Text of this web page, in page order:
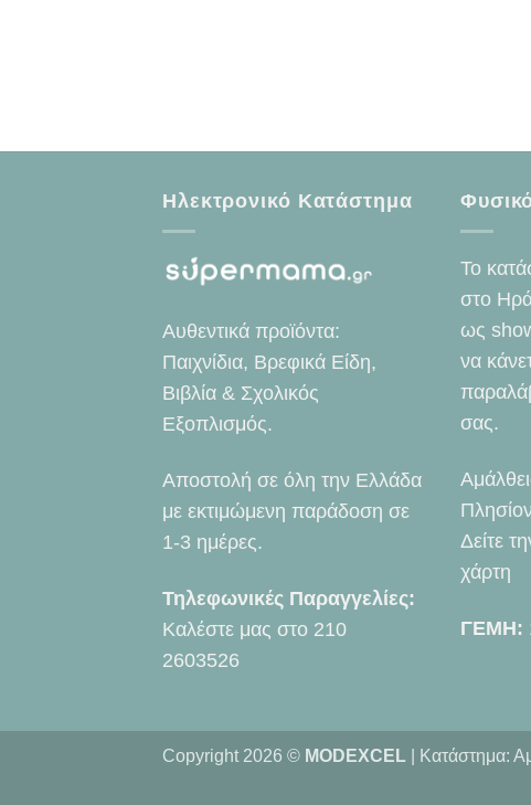
Ηλεκτρονικό Κατάστημα
Αυθεντικά προϊόντα:
Παιχνίδια, Βρεφικά Είδη,
Βιβλία & Σχολικός
Εξοπλισμός.
Αποστολή σε όλη την Ελλάδα
με εκτιμώμενη παράδοση σε
1-3 ημέρες.
Τηλεφωνικές Παραγγελίες:
Καλέστε μας στο 210
2603526
Το
στο
ως
να
σας.
Δείτε
χάρτη
ΓΕΜΗ:
Copyright 2026 © MODEXCEL | Κατάστημα: